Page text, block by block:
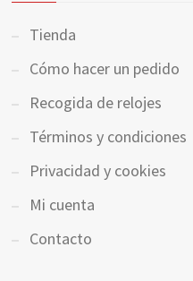
Tienda
Cómo hacer un pedido
Recogida de relojes
Términos y condiciones
Privacidad y cookies
Mi cuenta
Contacto